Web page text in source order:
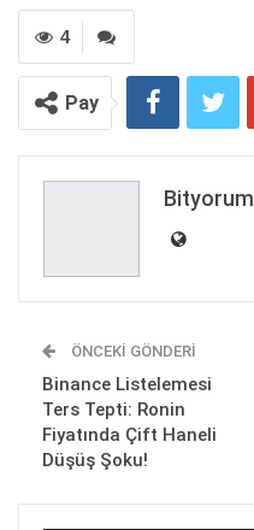
4
Pay
Bityorum
ÖNCEKI GÖNDERI
Binance Listelemesi
Ters Tepti: Ronin
Fiyatında Çift Haneli
Düşüş Şoku!